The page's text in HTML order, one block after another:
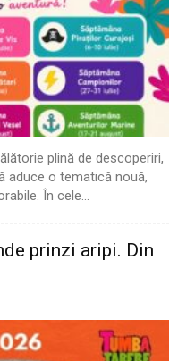
plină de descoperiri,
aduce o tematică nouă,
În cele...
prinzi aripi. Din